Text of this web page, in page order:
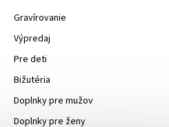
Gravírovanie
Výpredaj
Pre deti
Bižutéria
Doplnky pre mužov
Doplnky pre ženy